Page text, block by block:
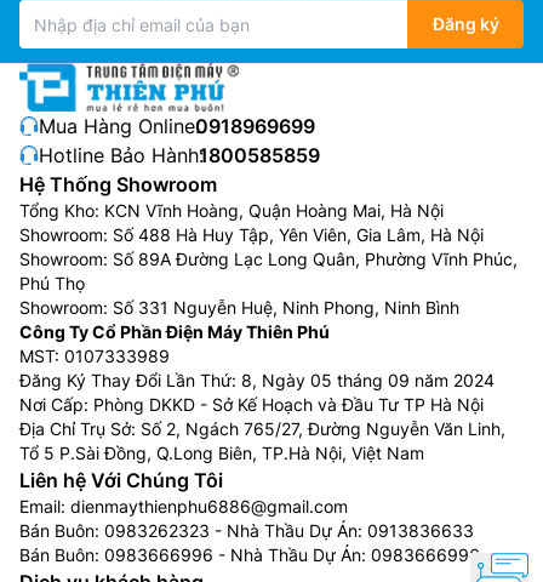
Đăng ký
Mua Hàng Online:0918969699
Hotline Bảo Hành:1800585859
Hệ Thống Showroom
Tổng Kho: KCN Vĩnh Hoàng, Quận Hoàng Mai, Hà Nội
Showroom: Số 488 Hà Huy Tập, Yên Viên, Gia Lâm, Hà Nội
Showroom: Số 89A Đường Lạc Long Quân, Phường Vĩnh Phúc,
Phú Thọ
Showroom: Số 331 Nguyễn Huệ, Ninh Phong, Ninh Bình
Công Ty Cổ Phần Điện Máy Thiên Phú
MST: 0107333989
Đăng Ký Thay Đổi Lần Thứ: 8, Ngày 05 tháng 09 năm 2024
Nơi Cấp: Phòng DKKD - Sở Kế Hoạch và Đầu Tư TP Hà Nội
Địa Chỉ Trụ Sở: Số 2, Ngách 765/27, Đường Nguyễn Văn Linh,
Tổ 5 P.Sài Đồng, Q.Long Biên, TP.Hà Nội, Việt Nam
Liên hệ Với Chúng Tôi
Email: dienmaythienphu6886@gmail.com
Bán Buôn: 0983262323 - Nhà Thầu Dự Án: 0913836633
Bán Buôn: 0983666996 - Nhà Thầu Dự Án: 0983666996